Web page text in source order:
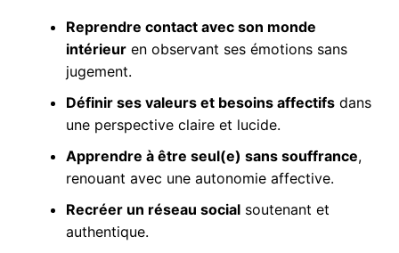
Reprendre contact avec son monde
intérieuren observant ses émotions sans
jugement.
Définir ses valeurs et besoins affectifsdans
une perspective claire et lucide.
Apprendre à être seul(e) sans souffrance,
renouant avec une autonomie affective.
Recréer un réseau socialsoutenant et
authentique.